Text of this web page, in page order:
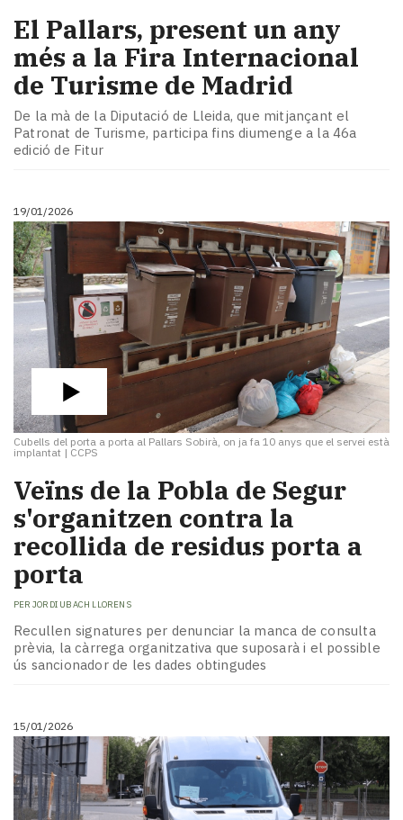
El Pallars, present un any
més a la Fira Internacional
de Turisme de Madrid
De la mà de la Diputació de Lleida, que mitjançant el
Patronat de Turisme, participa fins diumenge a la 46a
edició de Fitur
19/01/2026
Cubells del porta a porta al Pallars Sobirà, on ja fa 10 anys que el servei està
implantat | CCPS
Veïns de la Pobla de Segur
s'organitzen contra la
recollida de residus porta a
porta
PER JORDI UBACH LLORENS
Recullen signatures per denunciar la manca de consulta
prèvia, la càrrega organitzativa que suposarà i el possible
ús sancionador de les dades obtingudes
15/01/2026